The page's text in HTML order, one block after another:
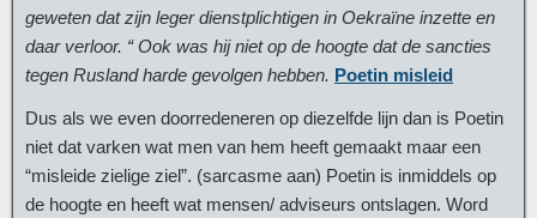
geweten dat zijn leger dienstplichtigen in Oekraïne inzette en
daar verloor. “ Ook was hij niet op de hoogte dat de sancties
tegen Rusland harde gevolgen hebben. Poetin misleid
Dus als we even doorredeneren op diezelfde lijn dan is Poetin
niet dat varken wat men van hem heeft gemaakt maar een
“misleide zielige ziel”. (sarcasme aan) Poetin is inmiddels op
de hoogte en heeft wat mensen/ adviseurs ontslagen. Word